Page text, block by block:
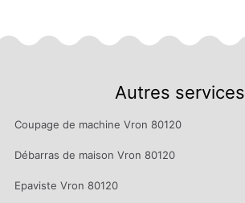
Autres services
Coupage de machine Vron 80120
Débarras de maison Vron 80120
Epaviste Vron 80120